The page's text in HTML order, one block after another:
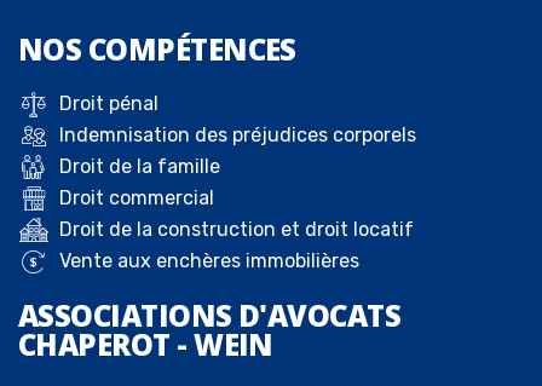
NOS COMPÉTENCES
Droit pénal
Indemnisation des préjudices corporels
Droit de la famille
Droit commercial
Droit de la construction et droit locatif
Vente aux enchères immobilières
ASSOCIATIONS D'AVOCATS
CHAPEROT - WEIN